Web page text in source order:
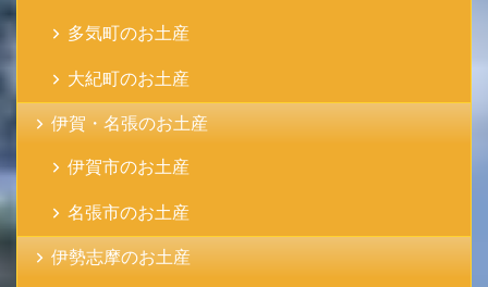
多気町のお土産
大紀町のお土産
伊賀・名張のお土産
伊賀市のお土産
名張市のお土産
伊勢志摩のお土産